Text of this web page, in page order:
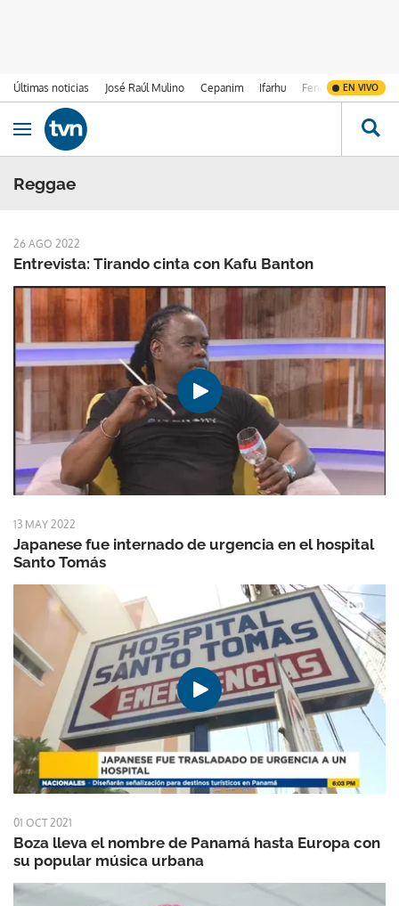
Últimas noticias José Raúl Mulino Cepanim Ifarhu Fenómeno de El
EN VIVO
Ir al contenido
Obrir navegació
Reggae
26 AGO 2022
Entrevista: Tirando cinta con Kafu Banton
13 MAY 2022
Japanese fue internado de urgencia en el hospital
Santo Tomás
01 OCT 2021
Boza lleva el nombre de Panamá hasta Europa con
su popular música urbana